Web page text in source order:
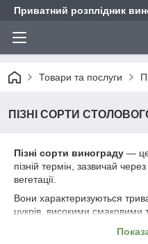
Приватний розплідник
Товари та послуги
ПІЗНІ СОРТИ
Пізні сорти винограду — це
пізній термін, зазвичай
вегетації.
Вони характеризуються
цукрів, високими
цукристістю. Пізні сорти